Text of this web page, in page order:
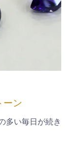
ーン
多い毎日が続き